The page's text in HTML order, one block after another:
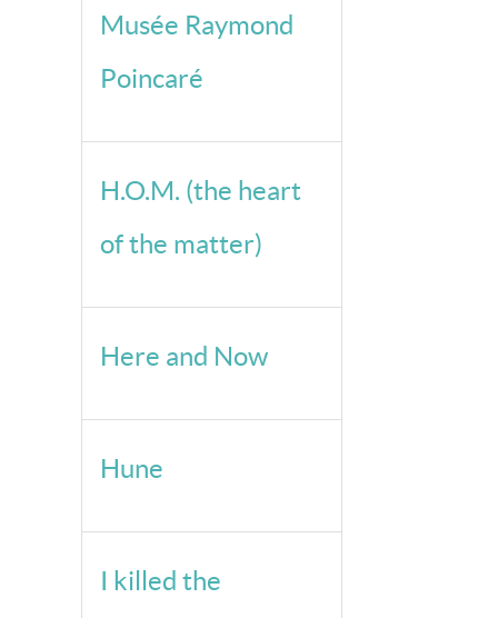
Musée Raymond
Poincaré
H.O.M. (the heart
of the matter)
Here and Now
Hune
I killed the